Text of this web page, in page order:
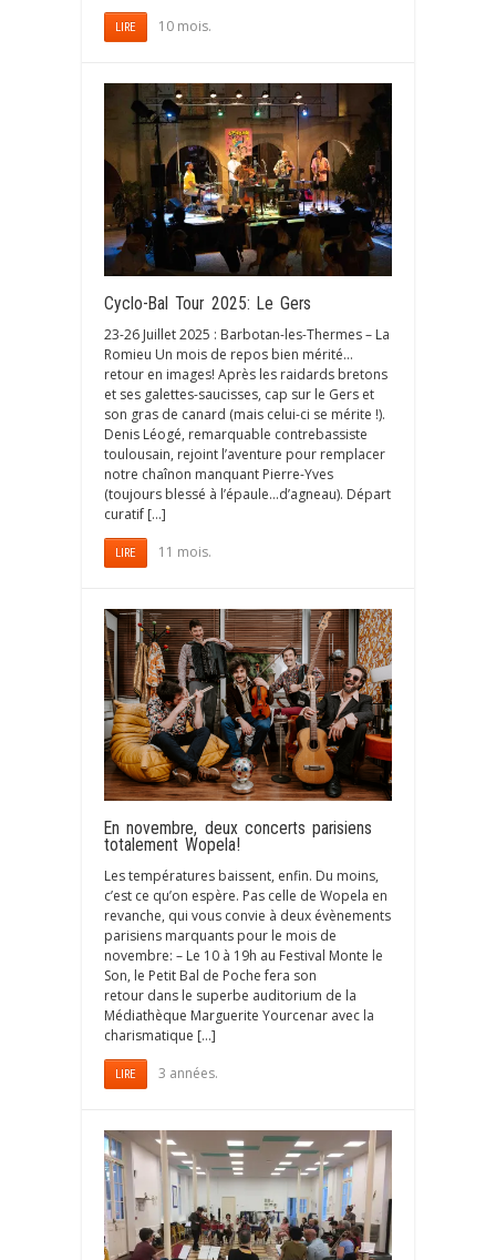
LIRE 10 mois.
Cyclo-Bal Tour 2025: Le Gers
23-26 Juillet 2025 : Barbotan-les-Thermes – La
Romieu Un mois de repos bien mérité…
retour en images! Après les raidards bretons
et ses galettes-saucisses, cap sur le Gers et
son gras de canard (mais celui-ci se mérite !).
Denis Léogé, remarquable contrebassiste
toulousain, rejoint l’aventure pour remplacer
notre chaînon manquant Pierre-Yves
(toujours blessé à l’épaule…d’agneau). Départ
curatif […]
LIRE 11 mois.
En novembre, deux concerts parisiens
totalement Wopela!
Les températures baissent, enfin. Du moins,
c’est ce qu’on espère. Pas celle de Wopela en
revanche, qui vous convie à deux évènements
parisiens marquants pour le mois de
novembre: – Le 10 à 19h au Festival Monte le
Son, le Petit Bal de Poche fera son
retour dans le superbe auditorium de la
Médiathèque Marguerite Yourcenar avec la
charismatique […]
LIRE 3 années.